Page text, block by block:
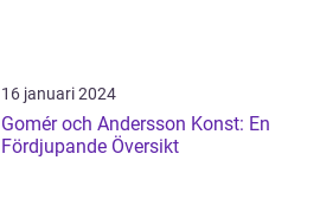
16 januari 2024
Gomér och Andersson Konst: En
Fördjupande Översikt